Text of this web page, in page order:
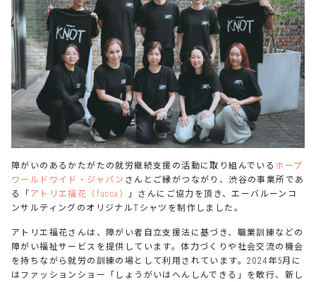
障がいのあるかたがたの就労継続支援の活動に取り組んでいる ホープ
ワールドワイド・ジャパン さんとご縁がつながり、渋谷の事業所であ
る「 アトリエ福花（fucca）
」さんにご協力を頂き、エーバルーンコ
ンサルティングのオリジナルTシャツを制作しました。
アトリエ福花さんは、障がい者自立支援法に基づき、職業訓練などの
障がい福祉サービスを提供しています。体力づくりや社会交流の機会
を持ちながら就労の訓練の場として利用されています。2024年5月に
はファッションショー「しょうがいはへんしんできる」を敢行、新し